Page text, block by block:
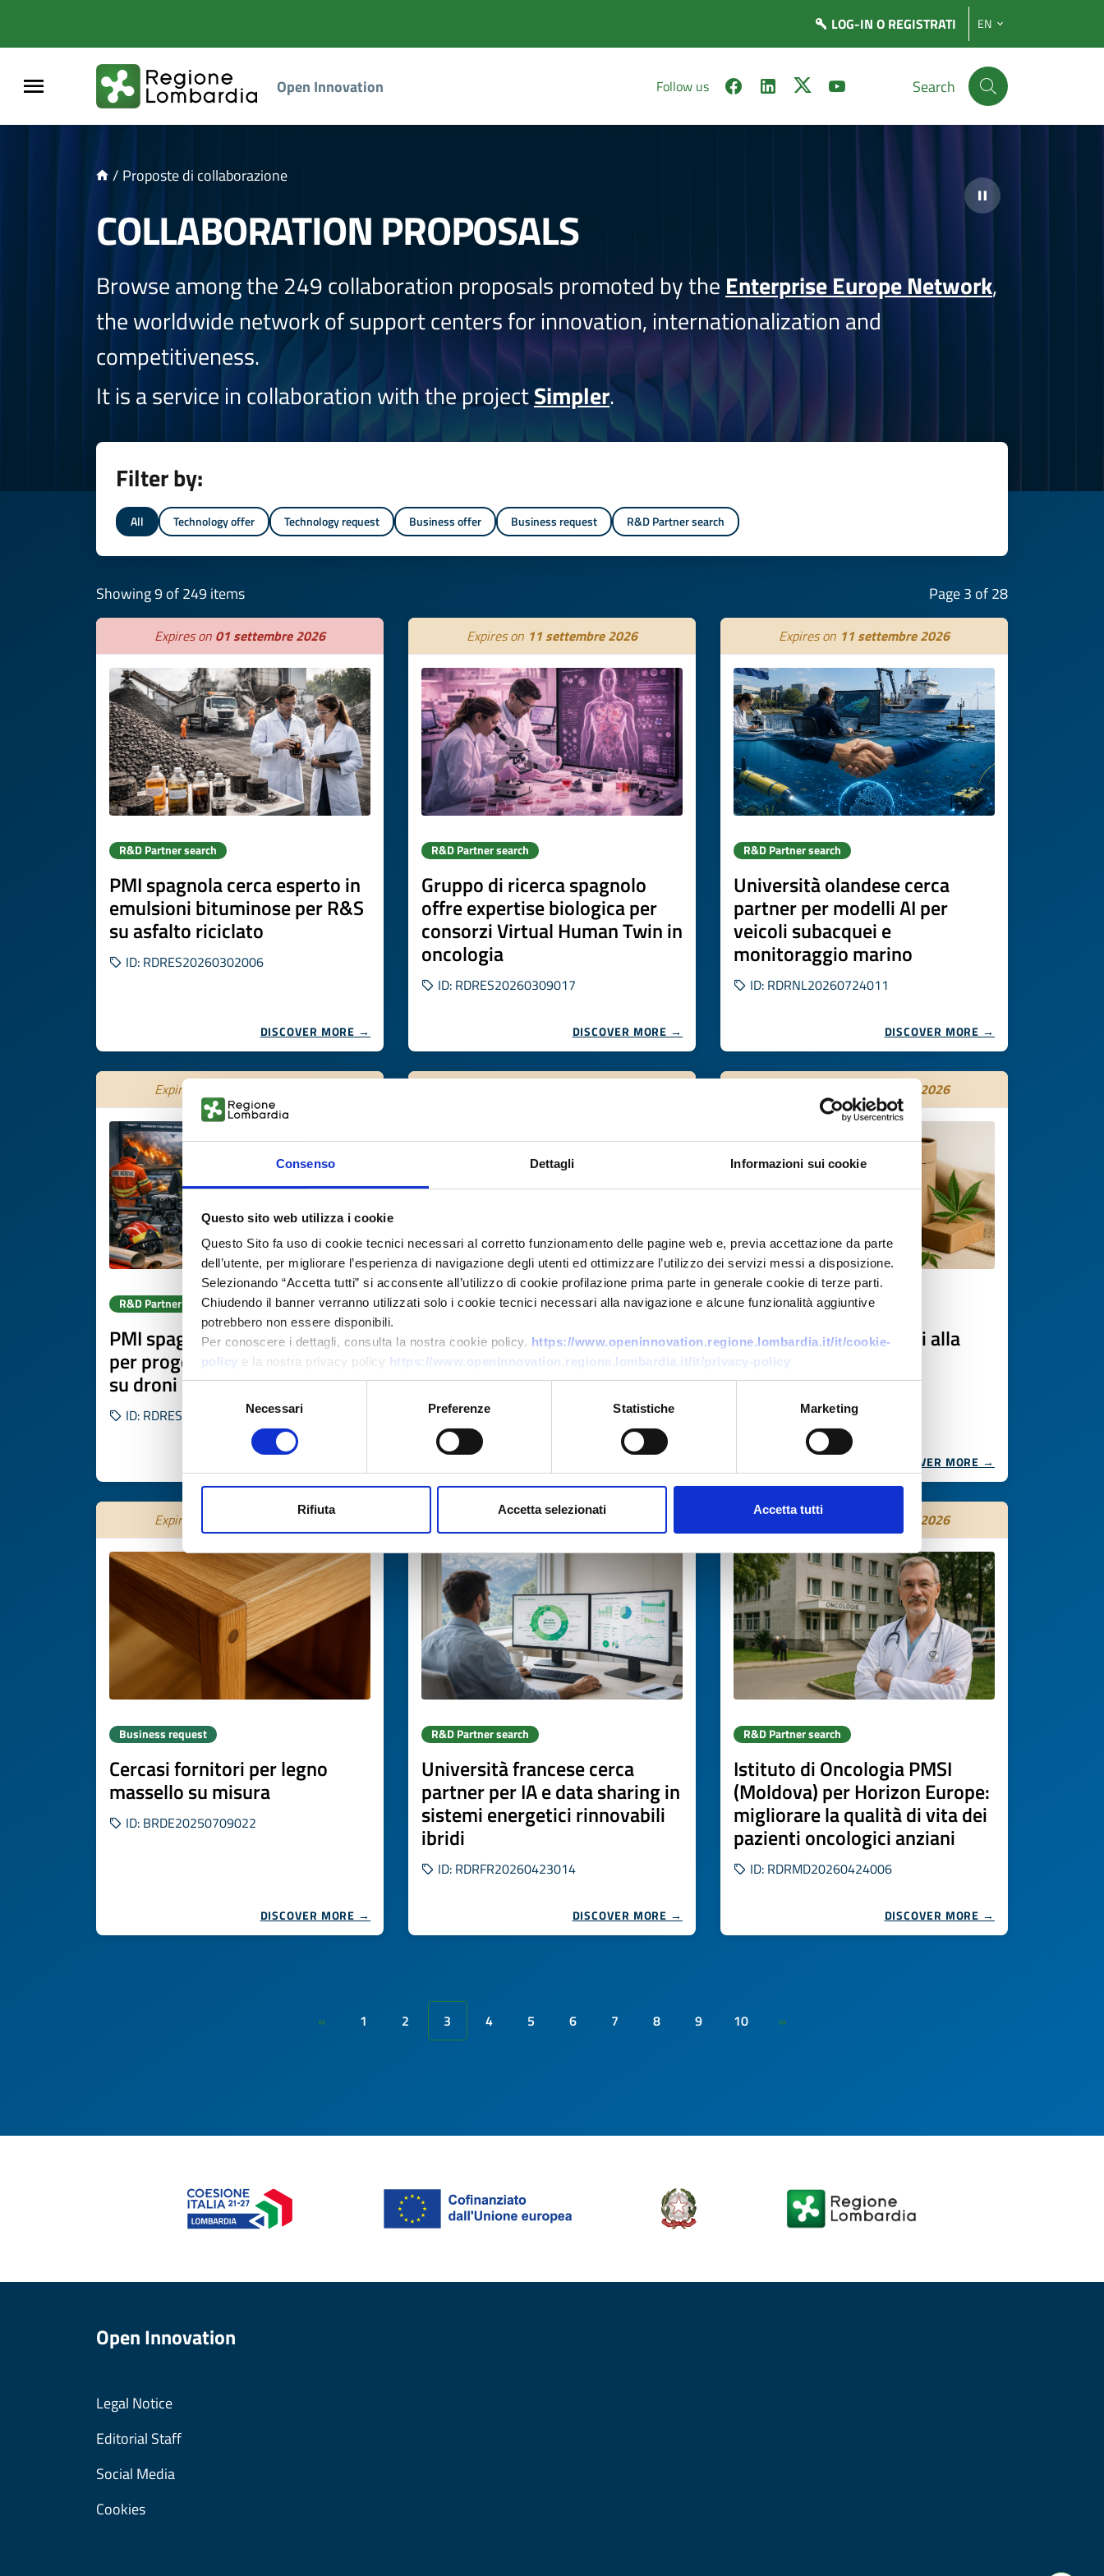
Consenso Dettagli Informazioni sui cookie
Questo sito web utilizza i cookie
Questo Sito fa uso di cookie tecnici necessari al corretto funzionamento delle pagine web e, previa accettazione da parte
dell’utente, per migliorare l’esperienza di navigazione degli utenti ed ottimizzare l’utilizzo dei servizi messi a disposizione.
Selezionando “Accetta tutti” si acconsente all’utilizzo di cookie profilazione prima parte in generale cookie di terze parti.
Chiudendo il banner verranno utilizzati solo i cookie tecnici necessari alla navigazione e alcune funzionalità aggiuntive
potrebbero non essere disponibili.
Per conoscere i dettagli, consulta la nostra cookie policy. https://www.openinnovation.regione.lombardia.it/it/cookie-
policy e la nostra privacy policy https://www.openinnovation.regione.lombardia.it/it/privacy-policy
Necessari Preferenze Statistiche Marketing
Rifiuta Accetta selezionati Accetta tutti
LOG-IN O REGISTRATI EN
Open Innovation Follow us Search
/ Proposte di collaborazione
COLLABORATION PROPOSALS
Browse among the 249 collaboration proposals promoted by the Enterprise Europe Network,
the worldwide network of support centers for innovation, internationalization and
competitiveness.
It is a service in collaboration with the projectSimpler.
Filter by:
All Technology offer Technology request Business offer Business request R&D Partner search
Showing 9 of 249 items Page 3 of 28
Expires on 01 settembre 2026
R&D Partner search
PMI spagnola cerca esperto in
emulsioni bituminose per R&S
su asfalto riciclato
ID: RDRES20260302006
DISCOVER MORE →
Expires on 11 settembre 2026
R&D Partner search
Gruppo di ricerca spagnolo
offre expertise biologica per
consorzi Virtual Human Twin in
oncologia
ID: RDRES20260309017
DISCOVER MORE →
Expires on 11 settembre 2026
R&D Partner search
Università olandese cerca
partner per modelli AI per
veicoli subacquei e
monitoraggio marino
ID: RDRNL20260724011
DISCOVER MORE →
Expires on
R&D Partner search
PMI spagnola cerca partner
per progetto Horizon Europe
su droni per emergenze
ID: RDRES20260508008
Business request
Materiali innovativi per
isolamento trasformatori
15 settembre 2026
Business request
Packaging per prodotti alla
canapa
DISCOVER MORE →
Expires on 15 settembre 2026
Business request
Cercasi fornitori per legno
massello su misura
ID: BRDE20250709022
DISCOVER MORE →
Expires on15 settembre 2026
R&D Partner search
Università francese cerca
partner per IA e data sharing in
sistemi energetici rinnovabili
ibridi
ID: RDRFR20260423014
DISCOVER MORE →
Expires on 15 settembre 2026
R&D Partner search
Istituto di Oncologia PMSI
(Moldova) per Horizon Europe:
migliorare la qualità di vita dei
pazienti oncologici anziani
ID: RDRMD20260424006
DISCOVER MORE →
« 1 2 3 4 5 6 7 8 9 10 »
Open Innovation
Legal Notice
Editorial Staff
Social Media
Cookies